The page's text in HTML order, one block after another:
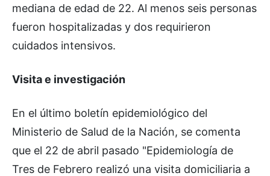
mediana de edad de 22. Al menos seis personas
fueron hospitalizadas y dos requirieron
cuidados intensivos.
Visita e investigación
En el último boletín epidemiológico del
Ministerio de Salud de la Nación, se comenta
que el 22 de abril pasado "Epidemiología de
Tres de Febrero realizó una visita domiciliaria a